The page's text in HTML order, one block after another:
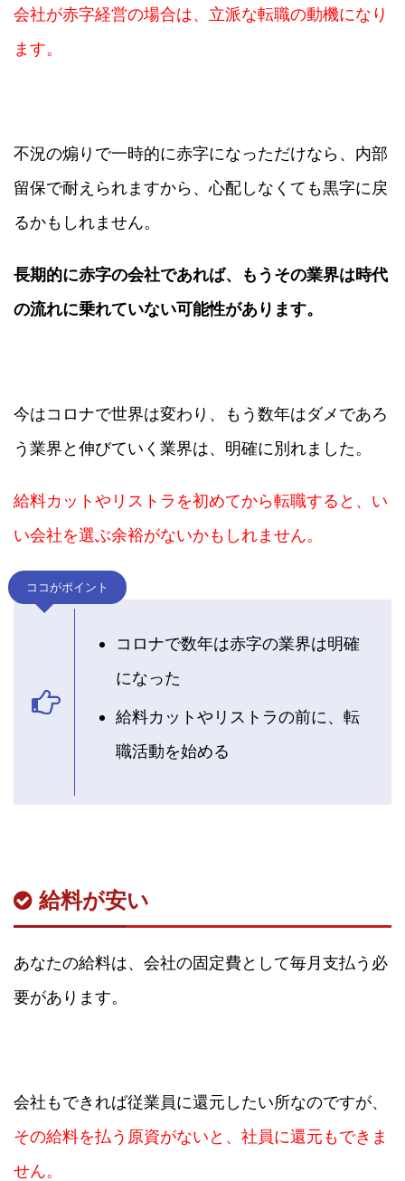
会社が赤字経営の場合は、立派な転職の動機になり
ます。
不況の煽りで一時的に赤字になっただけなら、内部
留保で耐えられますから、心配しなくても黒字に戻
るかもしれません。
長期的に赤字の会社であれば、もうその業界は時代
の流れに乗れていない可能性があります。
今はコロナで世界は変わり、もう数年はダメであろ
う業界と伸びていく業界は、明確に別れました。
給料カットやリストラを初めてから転職すると、い
い会社を選ぶ余裕がないかもしれません。
ココがポイント
コロナで数年は赤字の業界は明確
になった
給料カットやリストラの前に、転
職活動を始める
給料が安い
あなたの給料は、会社の固定費として毎月支払う必
要があります。
会社もできれば従業員に還元したい所なのですが、
その給料を払う原資がないと、社員に還元もできま
せん。